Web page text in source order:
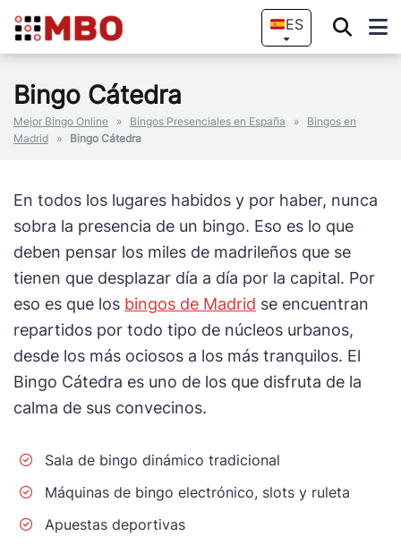
ES
Bingo Cátedra
Mejor Bingo Online » Bingos Presenciales en España »
Bingos en
Madrid
» Bingo Cátedra
En todos los lugares habidos y por haber, nunca
sobra la presencia de un bingo. Eso es lo que
deben pensar los miles de madrileños que se
tienen que desplazar día a día por la capital. Por
eso es que los bingos de Madrid se encuentran
repartidos por todo tipo de núcleos urbanos,
desde los más ociosos a los más tranquilos. El
Bingo Cátedra es uno de los que disfruta de la
calma de sus convecinos.
Sala de bingo dinámico tradicional
Máquinas de bingo electrónico, slots y ruleta
Apuestas deportivas